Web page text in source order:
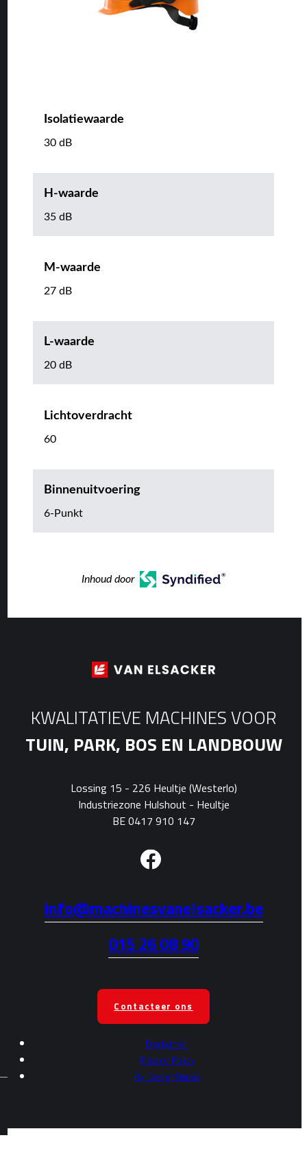
Isolatiewaarde
30 dB
H-waarde
35 dB
M-waarde
27 dB
L-waarde
20 dB
Lichtoverdracht
60
Binnenuitvoering
6-Punkt
Inhoud door
KWALITATIEVE MACHINES VOOR
TUIN, PARK, BOS EN LANDBOUW
Lossing 15 - 226 Heultje (Westerlo)
Industriezone Hulshout - Heultje
BE 0417 910 147
info@machinesvanelsacker.be
015 26 08 90
Contacteer ons
Disclaimer
Privacy Policy
By DesignStudio